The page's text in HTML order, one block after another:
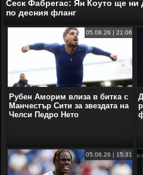
Сеск Фабрегас: Ян Коуто ще ни
по десния фланг
05.08.26 | 21:06
Рубен Аморим влиза в битка с
Манчестър Сити за звездата на
Челси Педро Нето
05.08.26 | 15:31